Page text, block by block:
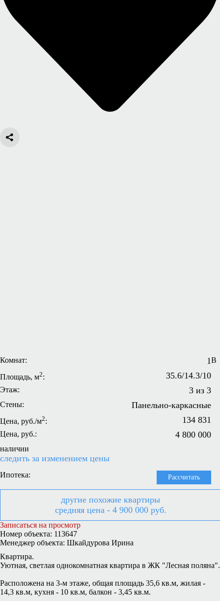
Комнат: 1
Площадь, м2: 35.6/14.3/10
Этаж: 3 из 3
Стены: Панельно-каркасные
Цена, руб./м2: 134 831
Цена, руб.: 4 800 000
В
наличии
следить за изменением цены
Ипотека: Рассчитать
другие похожие квартиры
средняя цена - 4 900 000 руб.
Записаться на просмотр
Номер объекта: 113647
Менеджер объекта: Шкайдурова Ирина
Квартира.
Уютная, светлая однокомнатная квартира в ЖК "Лесная поляна".
Расположена на 3-м этаже, общая площадь 35,6 кв.м, жилая -
14,3 кв.м, кухня - 10 кв.м, балкон - 3,45 кв.м.